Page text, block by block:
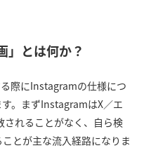
とは何か？
際にInstagramの仕様につ
。まずInstagramはX／エ
れることがなく、自ら検
とが主な流入経路になりま